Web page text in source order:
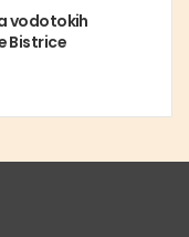
vodotokih
Bistrice